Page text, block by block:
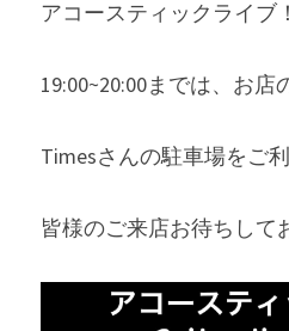
アコースティックライブ
19:00~20:00までは、お店
Timesさんの駐車場をご
皆様のご来店お待ちして